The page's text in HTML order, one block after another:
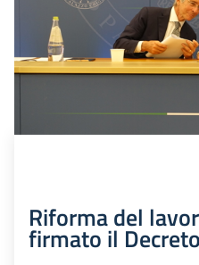
Riforma del
firmato il Decreto